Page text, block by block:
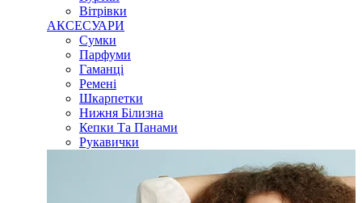
Вітрівки
АКСЕСУАРИ
Сумки
Парфуми
Гаманці
Ремені
Шкарпетки
Нижня Білизна
Кепки Та Панами
Рукавички